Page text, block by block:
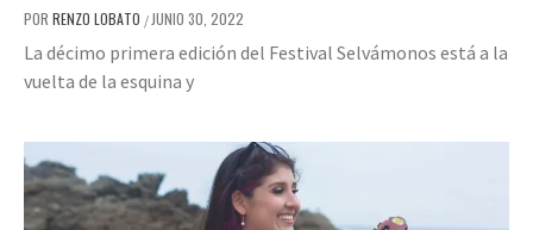
POR RENZO LOBATO / JUNIO 30, 2022
La décimo primera edición del Festival Selvámonos está a la
vuelta de la esquina y